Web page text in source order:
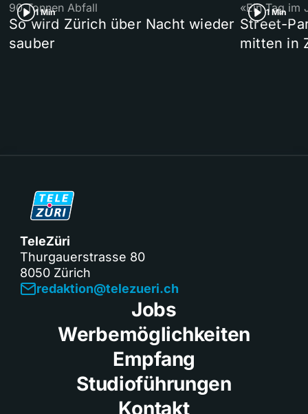
1 Min
90 Tonnen Abfall
So wird Zürich über Nacht wieder
sauber
1 Min
«Ein Tag im
Street-
mitten in
TeleZüri
Thurgauerstrasse 80
8050 Zürich
redaktion@telezueri.ch
Jobs
Werbemöglichkeiten
Empfang
Studioführungen
Kontakt